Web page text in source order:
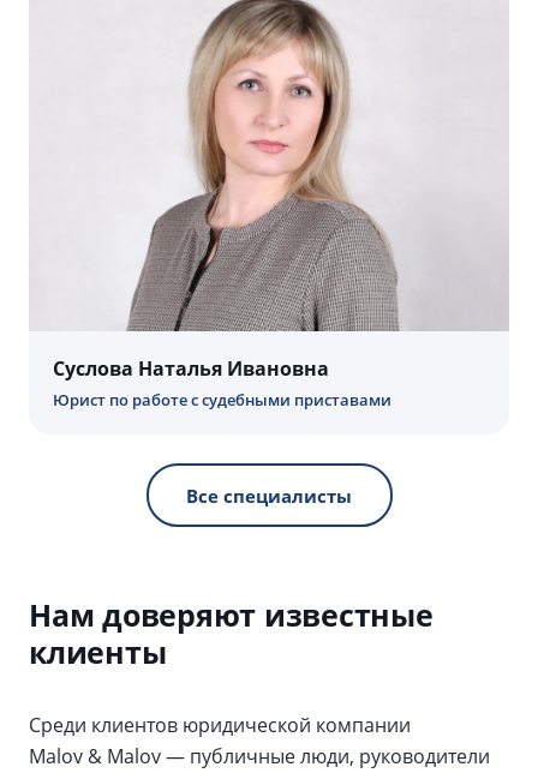
Суслова Наталья Ивановна
Юрист по работе с судебными приставами
Все специалисты
Нам доверяют известные
клиенты
Среди клиентов юридической компании
Malov & Malov — публичные люди, руководители